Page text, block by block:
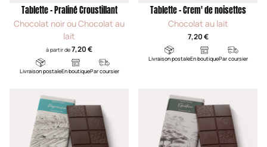
Tablette - Praliné Croustillant
Chocolat noir ou Chocolat au
lait
à partir de7,20 €
Livraison postaleEn boutiquePar coursier
Tablette - Crem' de noisettes
Chocolat au lait
7,20 €
Livraison postaleEn boutiquePar coursier